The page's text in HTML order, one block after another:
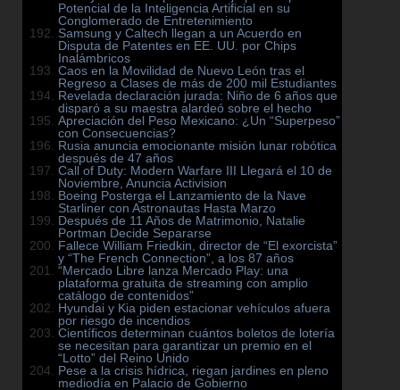
Potencial de la Inteligencia Artificial en su
Conglomerado de Entretenimiento
Samsung y Caltech llegan a un Acuerdo en
Disputa de Patentes en EE. UU. por Chips
Inalámbricos
Caos en la Movilidad de Nuevo León tras el
Regreso a Clases de más de 200 mil Estudiantes
Revelada declaración jurada: Niño de 6 años que
disparó a su maestra alardeó sobre el hecho
Apreciación del Peso Mexicano: ¿Un “Superpeso”
con Consecuencias?
Rusia anuncia emocionante misión lunar robótica
después de 47 años
Call of Duty: Modern Warfare III Llegará el 10 de
Noviembre, Anuncia Activision
Boeing Posterga el Lanzamiento de la Nave
Starliner con Astronautas Hasta Marzo
Después de 11 Años de Matrimonio, Natalie
Portman Decide Separarse
Fallece William Friedkin, director de “El exorcista”
y “The French Connection”, a los 87 años
“Mercado Libre lanza Mercado Play: una
plataforma gratuita de streaming con amplio
catálogo de contenidos”
Hyundai y Kia piden estacionar vehículos afuera
por riesgo de incendios
Científicos determinan cuántos boletos de lotería
se necesitan para garantizar un premio en el
“Lotto” del Reino Unido
Pese a la crisis hídrica, riegan jardines en pleno
mediodía en Palacio de Gobierno